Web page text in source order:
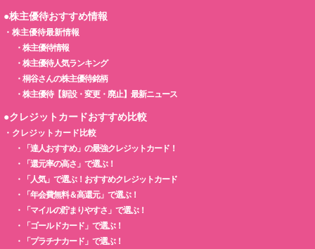
●株主優待おすすめ情報
・ 株主優待最新情報
・ 株主優待情報
・ 株主優待人気ランキング
・ 桐谷さんの株主優待銘柄
・ 株主優待【新設・変更・廃止】最新ニュース
●クレジットカードおすすめ比較
・ クレジットカード比較
・
「達人おすすめ」の最強クレジットカード！
・
「還元率の高さ」で選ぶ！
・
「人気」で選ぶ！おすすめクレジットカード
・
「年会費無料＆高還元」で選ぶ！
・
「マイルの貯まりやすさ」で選ぶ！
・
「ゴールドカード」で選ぶ！
・
「プラチナカード」で選ぶ！